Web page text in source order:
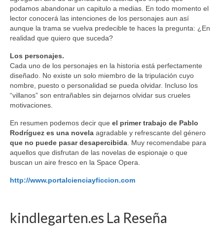
podamos abandonar un capitulo a medias. En todo momento el
lector conocerá las intenciones de los personajes aun así
aunque la trama se vuelva predecible te haces la pregunta: ¿En
realidad que quiero que suceda?
Los personajes.
Cada uno de los personajes en la historia está perfectamente
diseñado. No existe un solo miembro de la tripulación cuyo
nombre, puesto o personalidad se pueda olvidar. Incluso los
“villanos” son entrañables sin dejarnos olvidar sus crueles
motivaciones.
En resumen podemos decir que el primer trabajo de Pablo
Rodríguez es una novela agradable y refrescante del género
que no puede pasar desapercibida . Muy recomendabe para
aquellos que disfrutan de las novelas de espionaje o que
buscan un aire fresco en la Space Opera.
http://www.portalcienciayficcion.com
kindlegarten.es La Reseña